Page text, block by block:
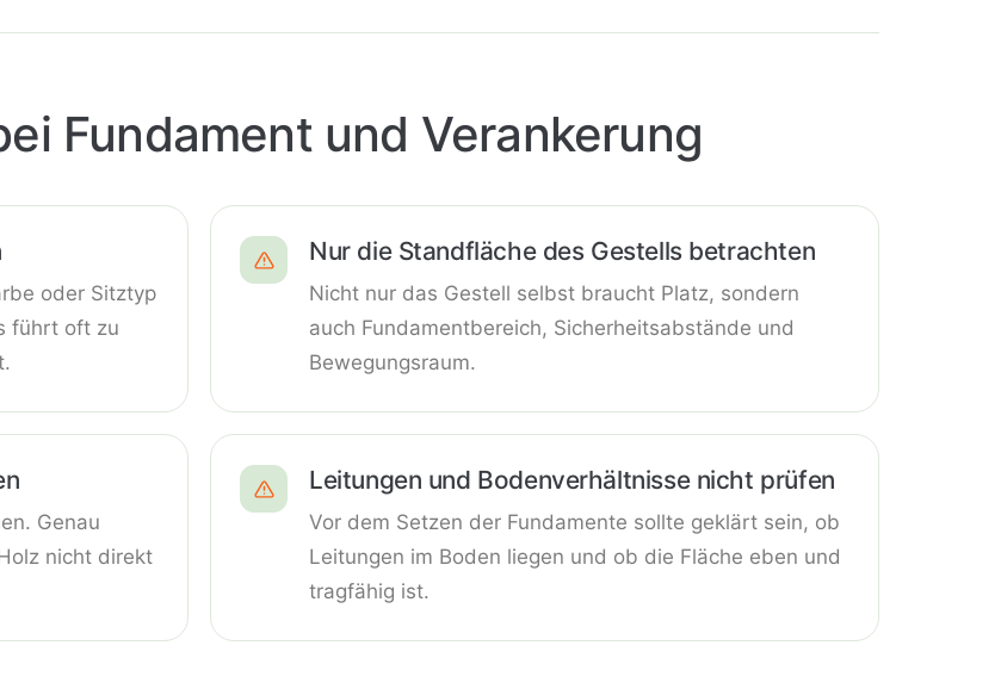
Fundament und Verankerung
oder Sitztyp
führt oft zu
Nur die Standfläche des Gestells betrachten
Nicht nur das Gestell selbst braucht Platz, sondern
auch Fundamentbereich, Sicherheitsabstände und
Bewegungsraum.
Genau
nicht direkt
Leitungen und Bodenverhältnisse nicht prüfen
Vor dem Setzen der Fundamente sollte geklärt sein, ob
Leitungen im Boden liegen und ob die Fläche eben und
tragfähig ist.